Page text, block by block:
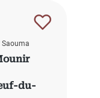
Saouma
du-